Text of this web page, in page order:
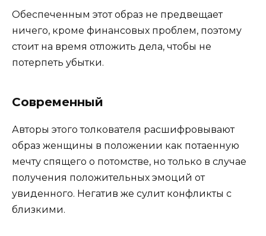
Обеспеченным этот образ не предвещает
ничего, кроме финансовых проблем, поэтому
стоит на время отложить дела, чтобы не
потерпеть убытки.
Современный
Авторы этого толкователя расшифровывают
образ женщины в положении как потаенную
мечту спящего о потомстве, но только в случае
получения положительных эмоций от
увиденного. Негатив же сулит конфликты с
близкими.